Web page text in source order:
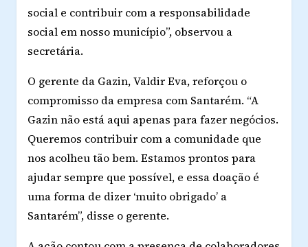
social e contribuir com a responsabilidade
social em nosso município”, observou a
secretária.
O gerente da Gazin, Valdir Eva, reforçou o
compromisso da empresa com Santarém. “A
Gazin não está aqui apenas para fazer negócios.
Queremos contribuir com a comunidade que
nos acolheu tão bem. Estamos prontos para
ajudar sempre que possível, e essa doação é
uma forma de dizer ‘muito obrigado’ a
Santarém”, disse o gerente.